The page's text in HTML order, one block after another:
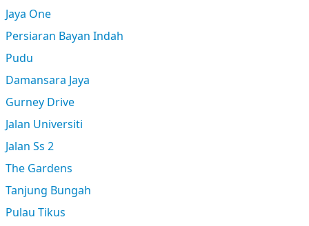
Jaya One
Persiaran Bayan Indah
Pudu
Damansara Jaya
Gurney Drive
Jalan Universiti
Jalan Ss 2
The Gardens
Tanjung Bungah
Pulau Tikus